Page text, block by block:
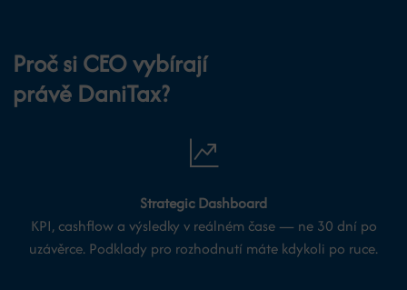
Proč si CEO vybírají
právě DaniTax?
Strategic Dashboard
KPI, cashflow a výsledky v reálném čase — ne 30 dní po
uzávěrce. Podklady pro rozhodnutí máte kdykoli po ruce.